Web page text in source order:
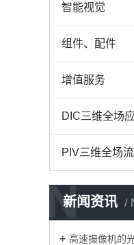
智能视觉
组件、配件
增值服务
DIC三维全场
PIV三维全场
新闻资讯
N
高速摄像机的光圈